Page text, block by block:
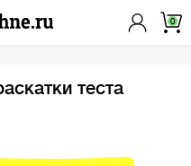
0
теста